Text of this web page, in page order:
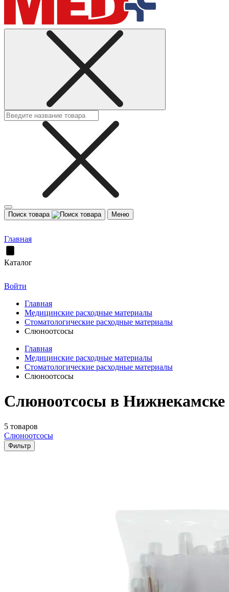
Поиск товара Меню
Главная
Каталог
Войти
Главная
Медицинские расходные материалы
Стоматологические расходные материалы
Слюноотсосы
Главная
Медицинские расходные материалы
Стоматологические расходные материалы
Слюноотсосы
Слюноотсосы в Нижнекамске
5 товаров
Слюноотсосы
Фильтр